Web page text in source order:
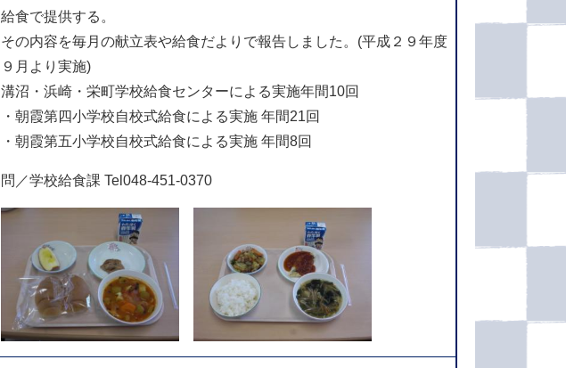
給食で提供する。
その内容を毎月の献立表や給食だよりで報告しました。(平成２９年度
９月より実施)
溝沼・浜崎・栄町学校給食センターによる実施年間10回
・朝霞第四⼩学校⾃校式給⾷による実施 年間21回
・朝霞第五小学校⾃校式給⾷による実施 年間8回
問／学校給⾷課 Tel048-451-0370